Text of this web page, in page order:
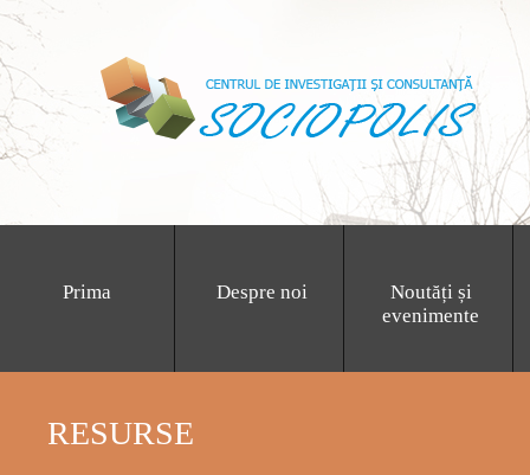
Prima Despre noi
Noutăți și
evenimente
RESURSE